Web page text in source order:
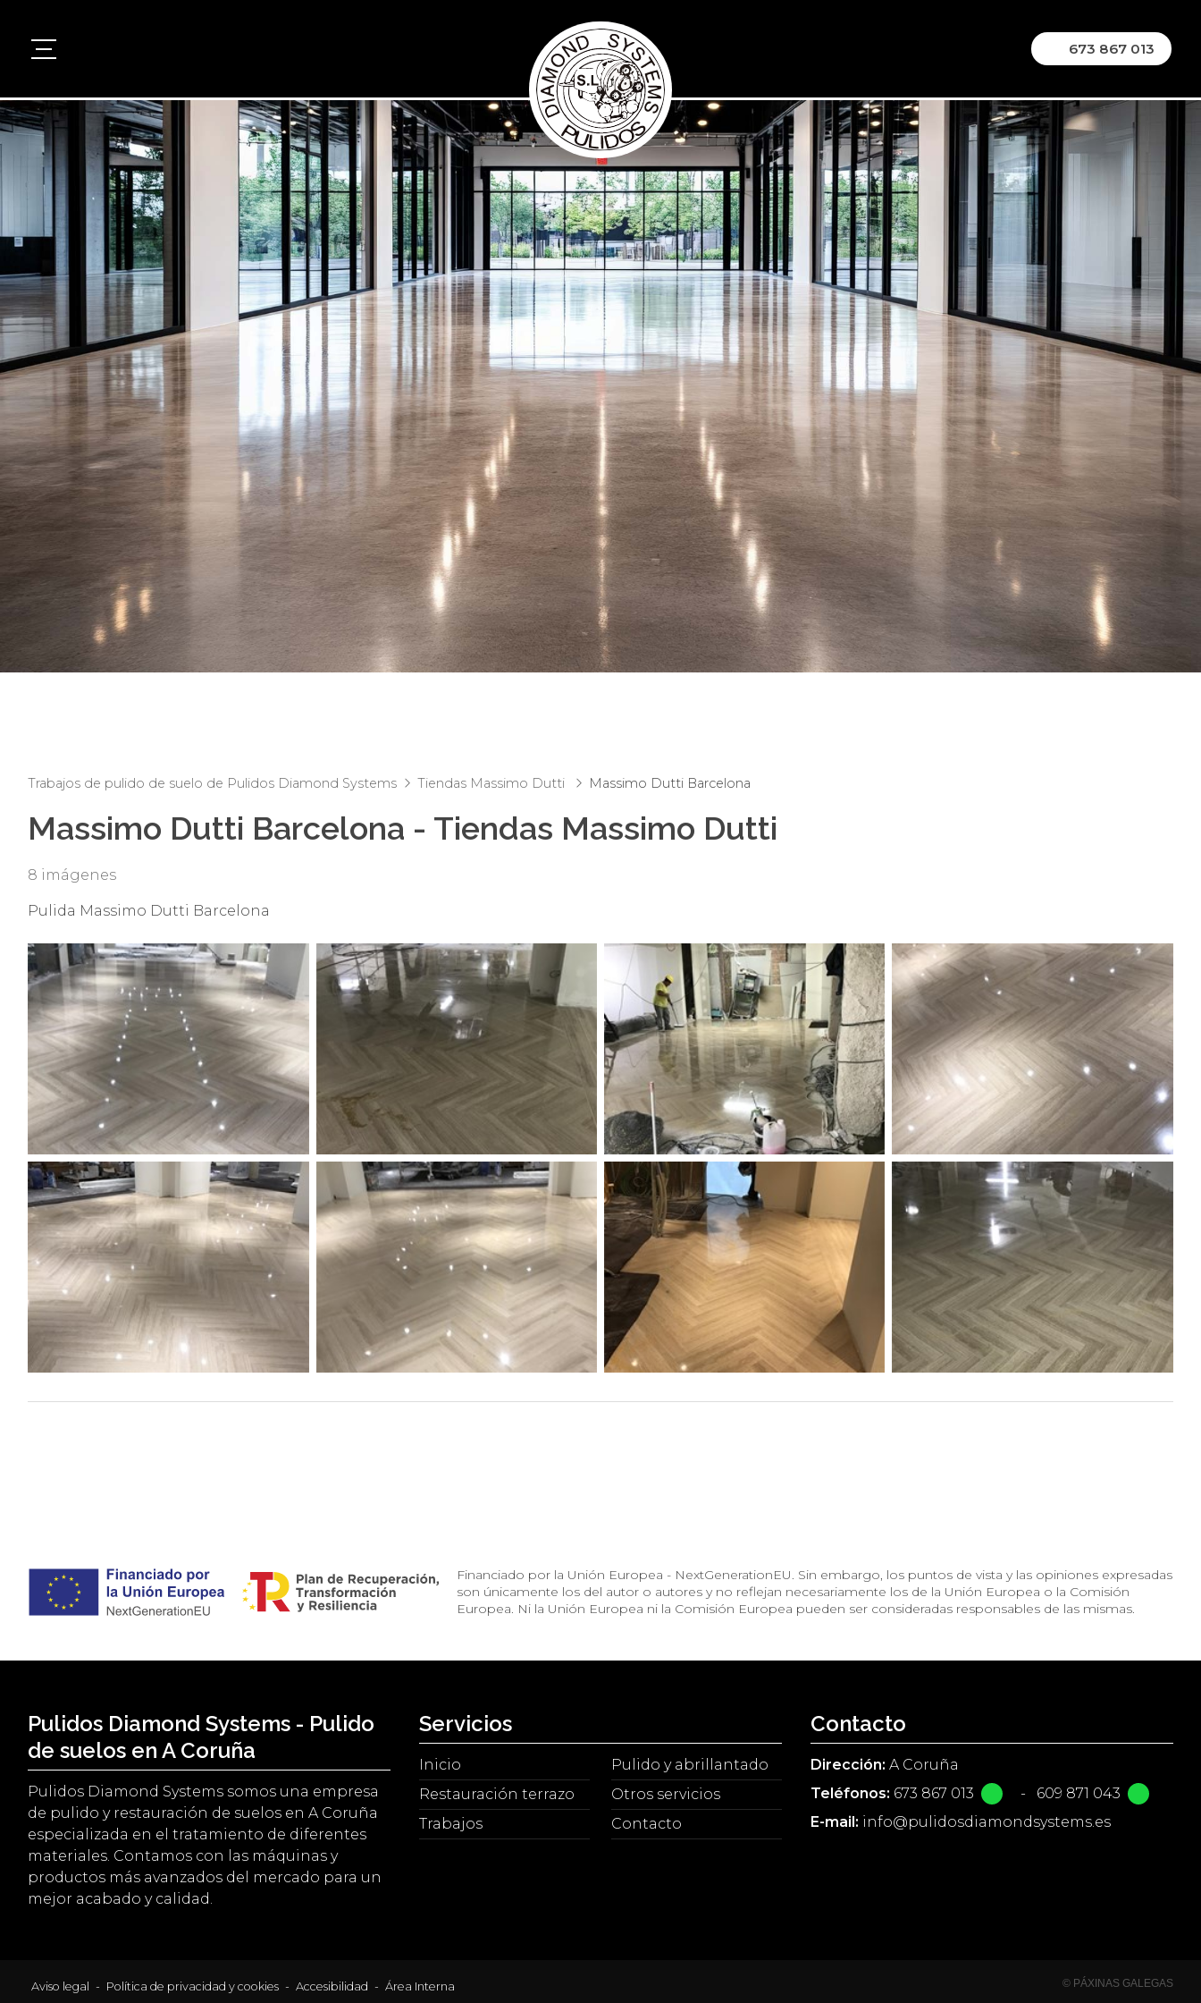
673 867 013
Trabajos de pulido de suelo de Pulidos Diamond Systems Tiendas Massimo Dutti Massimo Dutti Barcelona
Massimo Dutti Barcelona - Tiendas Massimo Dutti
8 imágenes
Pulida Massimo Dutti Barcelona
Financiado por la Unión Europea - NextGenerationEU. Sin embargo, los puntos de vista y las opiniones expresadas
son únicamente los del autor o autores y no reflejan necesariamente los de la Unión Europea o la Comisión
Europea. Ni la Unión Europea ni la Comisión Europea pueden ser consideradas responsables de las mismas.
Pulidos Diamond Systems - Pulido
de suelos en A Coruña
Pulidos Diamond Systems somos una empresa
de pulido y restauración de suelos en A Coruña
especializada en el tratamiento de diferentes
materiales. Contamos con las máquinas y
productos más avanzados del mercado para un
mejor acabado y calidad.
Servicios
Inicio
Pulido y abrillantado
Restauración terrazo
Otros servicios
Trabajos
Contacto
Contacto
Dirección: A Coruña
Teléfonos: 673 867 013 -
609 871 043
E-mail: info@pulidosdiamondsystems.es
Aviso legal - Política de privacidad y cookies - Accesibilidad - Área Interna © PÁXINAS GALEGAS